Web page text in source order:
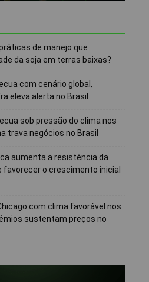
de manejo que
da soja em terras baixas?
com cenário global,
eleva alerta no Brasil
sob pressão do clima nos
trava negócios no Brasil
aumenta a resistência da
favorecer o crescimento inicial
com clima favorável nos
sustentam preços no